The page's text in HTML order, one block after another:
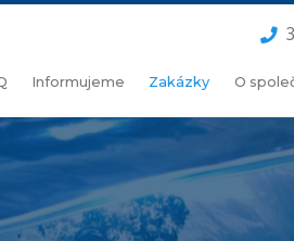
Informujeme Zakázky O